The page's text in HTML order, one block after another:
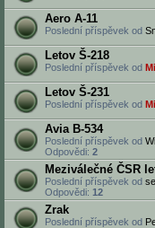
Aero A-11
Poslední příspěvek od
Letov Š-218
Poslední příspěvek od
Letov Š-231
Poslední příspěvek od
Avia B-534
Poslední příspěvek od
Odpovědi: 2
Meziválečné ČSR
Poslední příspěvek od
Odpovědi: 12
Zrak
Poslední příspěvek od